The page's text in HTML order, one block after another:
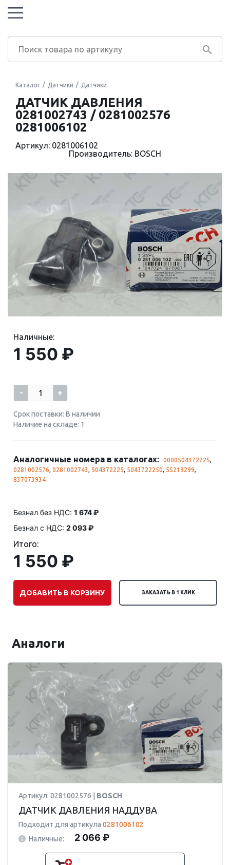
Каталог Датчики Датчики
ДАТЧИК ДАВЛЕНИЯ
0281002743 / 0281002576
0281006102
Артикул: 0281006102
Производитель: BOSCH
Наличные:
1 550 ₽
- +
Срок поставки: В наличии
Наличие на складе: 1
Аналогичные номера в каталогах: 0000504372225,
0281002576, 0281002743, 504372225, 5043722250, 55219299,
837073934
Безнал без НДС: 1 674 ₽
Безнал с НДС: 2 093 ₽
Итого:
1 550 ₽
ДОБАВИТЬ В КОРЗИНУ ЗАКАЗАТЬ В 1 КЛИК
Аналоги
Артикул: 0281002576 | BOSCH
ДАТЧИК ДАВЛЕНИЯ НАДДУВА
Подходит для артикула 0281006102
Наличные:
2 066 ₽